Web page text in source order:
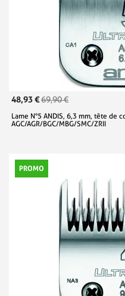
48,93 €69,90 €
Lame N°5 ANDIS, 6,3 mm, tête de
AGC/AGR/BGC/MBG/SMC/ZRII
PROMO